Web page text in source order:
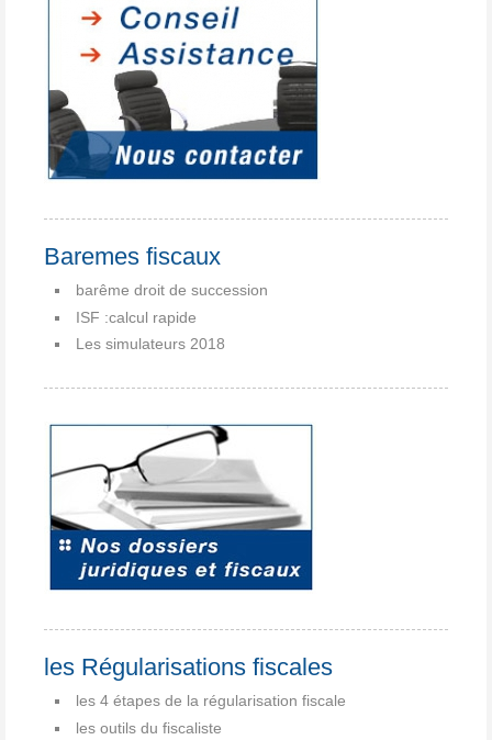
Baremes fiscaux
barême droit de succession
ISF :calcul rapide
Les simulateurs 2018
les Régularisations fiscales
les 4 étapes de la régularisation fiscale
les outils du fiscaliste